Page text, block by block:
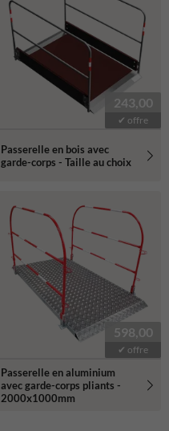
243,00
✔ offre
Passerelle en bois avec
garde-corps - Taille au choix
598,00
✔ offre
Passerelle en aluminium
avec garde-corps pliants -
2000x1000mm